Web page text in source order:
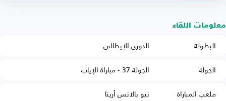
معلومات اللقاء
البطولة
الدوري الإيطالي
الجولة
الجولة 37 - مباراة الإياب
ملعب المباراة
نيو بالانس أرينا